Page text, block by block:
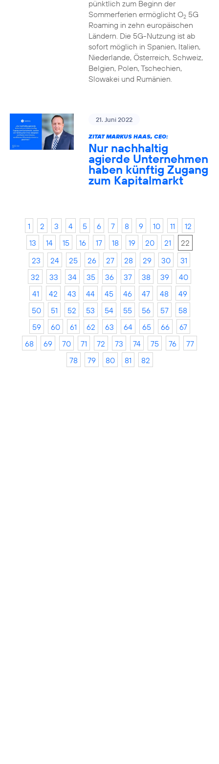
pünktlich zum Beginn der
Sommerferien ermöglicht O25G
Roaming in zehn europäischen
Ländern. Die 5G-Nutzung ist ab
sofort möglich in Spanien, Italien,
Niederlande, Österreich, Schweiz,
Belgien, Polen, Tschechien,
Slowakei und Rumänien.
21. Juni 2022
ZITAT MARKUS HAAS, CEO:
Nur nachhaltig
agierde Unternehmen
haben künftig Zugang
zum Kapitalmarkt
1 2 3 4 5 6 7 8 9 10 11
12
13
14 15 16 17 18 19 20 21
22
23
24 25 26 27 28 29 30
31
32
33 34 35 36 37 38 39
40
41
42 43 44 45 46 47 48
49
50
51 52 53 54 55 56 57
58
59
60 61 62 63 64 65 66
67
68
69 70 71 72 73 74 75 76
77
78
79 80 81 82